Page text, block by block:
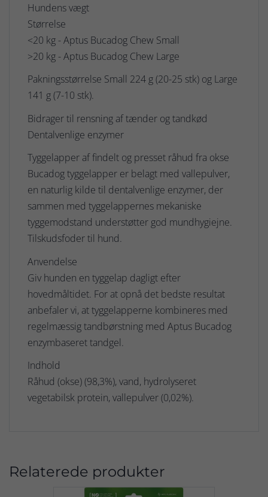
Hundens vægt
Størrelse
<20 kg - Aptus Bucadog Chew Small
>20 kg - Aptus Bucadog Chew Large
Pakningsstørrelse Small 224 g (20-25 stk) og Large
141 g (7-10 stk).
Bidrager til rensning af tænder og tandkød
Dentalvenlige enzymer
Tyggelapper af findelt og presset råhud fra okse
Bucadog tyggelapper er belagt med vallepulver,
en naturlig kilde til dentalvenlige enzymer, der
sammen med tyggelappernes mekaniske
tyggemodstand understøtter god mundhygiejne.
Tilskudsfoder til hund.
Anvendelse
Giv hunden en tyggelap dagligt efter
hovedmåltidet. For at opnå det bedste resultat
anbefaler vi, at tyggelapperne kombineres med
regelmæssig tandbørstning med Aptus Bucadog
enzymbaseret tandgel.
Indhold
Råhud (okse) (98,3%), vand, hydrolyseret
vegetabilsk protein, vallepulver (0,02%).
Relaterede produkter